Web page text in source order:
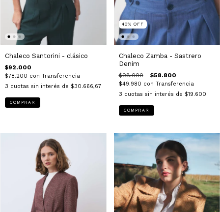
Chaleco Santorini - clásico
$92.000
$78.200 con Transferencia
3 cuotas sin interés de $30.666,67
COMPRAR
40% OFF
Chaleco Zamba - Sastrero
Denim
$98.000 $58.800
$49.980 con Transferencia
3 cuotas sin interés de $19.600
COMPRAR